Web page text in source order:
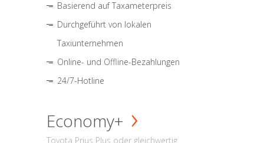
Basierend auf Taxameterpreis
Durchgeführt von lokalen
Taxiunternehmen
Online- und Offline-Bezahlungen
24/7-Hotline
Economy+
Toyota Prius Plus oder gleichwertig